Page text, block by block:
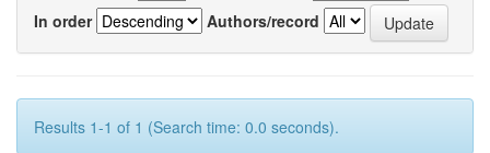
In order
Authors/record
Results 1-1 of 1 (Search time: 0.0 seconds).